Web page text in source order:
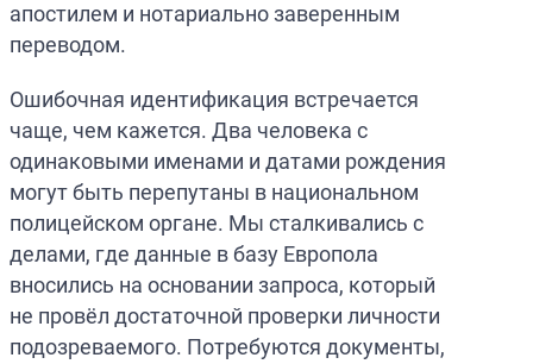
апостилем и нотариально заверенным
переводом.
Ошибочная идентификация встречается
чаще, чем кажется. Два человека с
одинаковыми именами и датами рождения
могут быть перепутаны в национальном
полицейском органе. Мы сталкивались с
делами, где данные в базу Европола
вносились на основании запроса, который
не провёл достаточной проверки личности
подозреваемого. Потребуются документы,